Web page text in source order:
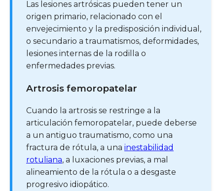
Las lesiones artrósicas pueden tener un
origen primario, relacionado con el
envejecimiento y la predisposición individual,
o secundario a traumatismos, deformidades,
lesiones internas de la rodilla o
enfermedades previas.
Artrosis femoropatelar
Cuando la artrosis se restringe a la
articulación femoropatelar, puede deberse
a un antiguo traumatismo, como una
fractura de rótula, a una inestabilidad
rotuliana, a luxaciones previas, a mal
alineamiento de la rótula o a desgaste
progresivo idiopático.